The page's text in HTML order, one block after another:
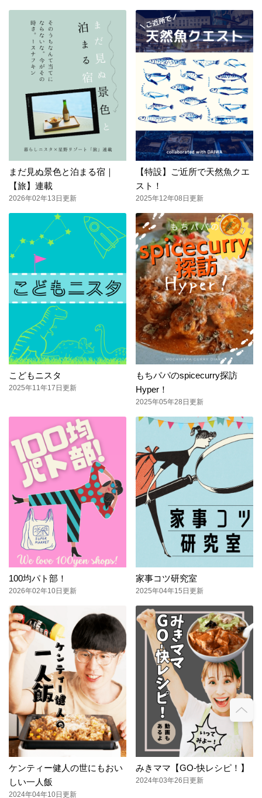
まだ見ぬ景色と泊まる宿｜
【旅】連載
2026年02年13日更新
【特設】ご近所で天然魚クエ
スト！
2025年12年08日更新
こどもニスタ
2025年11年17日更新
もちパパのspicecurry探訪
Hyper！
2025年05年28日更新
100均パト部！
2026年02年10日更新
家事コツ研究室
2025年04年15日更新
ケンティー健人の世にもおい
しい一人飯
2024年04年10日更新
みきママ【GO-快レシピ！】
2024年03年26日更新